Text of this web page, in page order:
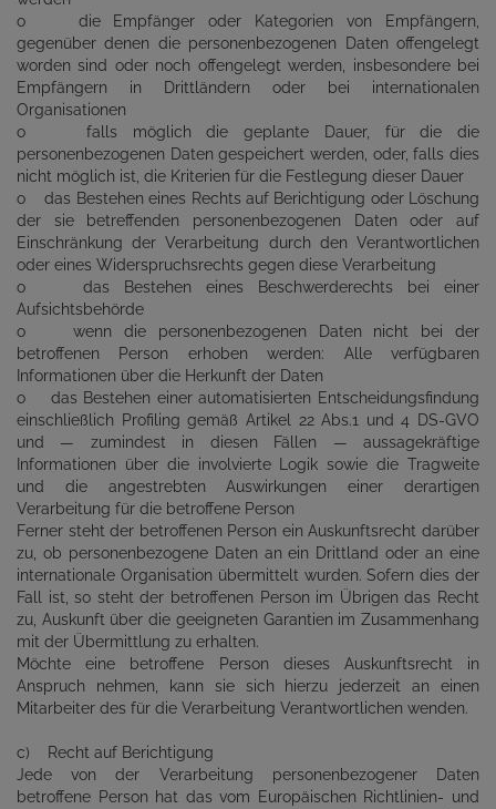
o die Empfänger oder Kategorien von Empfängern,
gegenüber denen die personenbezogenen Daten offengelegt
worden sind oder noch offengelegt werden, insbesondere bei
Empfängern in Drittländern oder bei internationalen
Organisationen
o falls möglich die geplante Dauer, für die die
personenbezogenen Daten gespeichert werden, oder, falls dies
nicht möglich ist, die Kriterien für die Festlegung dieser Dauer
o das Bestehen eines Rechts auf Berichtigung oder Löschung
der sie betreffenden personenbezogenen Daten oder auf
Einschränkung der Verarbeitung durch den Verantwortlichen
oder eines Widerspruchsrechts gegen diese Verarbeitung
o das Bestehen eines Beschwerderechts bei einer
Aufsichtsbehörde
o wenn die personenbezogenen Daten nicht bei der
betroffenen Person erhoben werden: Alle verfügbaren
Informationen über die Herkunft der Daten
o das Bestehen einer automatisierten Entscheidungsfindung
einschließlich Profiling gemäß Artikel 22 Abs.1 und 4 DS-GVO
und — zumindest in diesen Fällen — aussagekräftige
Informationen über die involvierte Logik sowie die Tragweite
und die angestrebten Auswirkungen einer derartigen
Verarbeitung für die betroffene Person
Ferner steht der betroffenen Person ein Auskunftsrecht darüber
zu, ob personenbezogene Daten an ein Drittland oder an eine
internationale Organisation übermittelt wurden. Sofern dies der
Fall ist, so steht der betroffenen Person im Übrigen das Recht
zu, Auskunft über die geeigneten Garantien im Zusammenhang
mit der Übermittlung zu erhalten.
Möchte eine betroffene Person dieses Auskunftsrecht in
Anspruch nehmen, kann sie sich hierzu jederzeit an einen
Mitarbeiter des für die Verarbeitung Verantwortlichen wenden.
c) Recht auf Berichtigung
Jede von der Verarbeitung personenbezogener Daten
betroffene Person hat das vom Europäischen Richtlinien- und